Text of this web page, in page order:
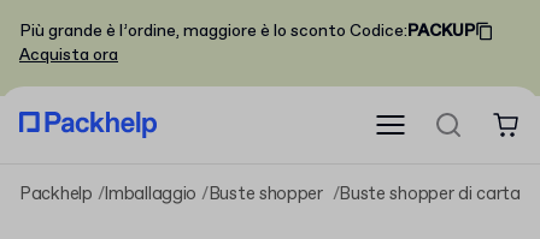
Più grande è l’ordine, maggiore è lo sconto Codice:PACKUP
Acquista ora
Packhelp Imballaggio Buste shopper Buste shopper di carta